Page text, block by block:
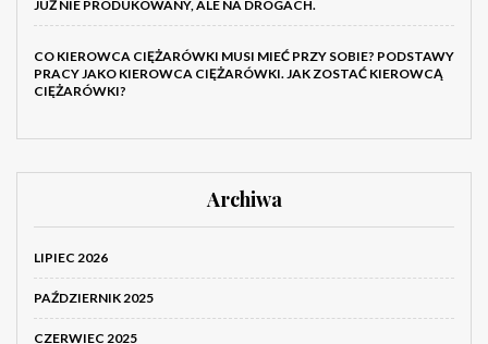
JUŻ NIE PRODUKOWANY, ALE NA DROGACH.
CO KIEROWCA CIĘŻARÓWKI MUSI MIEĆ PRZY SOBIE? PODSTAWY
PRACY JAKO KIEROWCA CIĘŻARÓWKI. JAK ZOSTAĆ KIEROWCĄ
CIĘŻARÓWKI?
Archiwa
LIPIEC 2026
PAŹDZIERNIK 2025
CZERWIEC 2025